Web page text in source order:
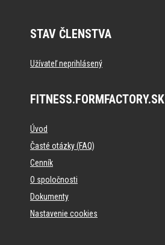
STAV ČLENSTVA
Užívateľ neprihlásený
FITNESS.FORMFACTORY.SK
Úvod
Časté otázky (FAQ)
Cenník
O spoločnosti
Dokumenty
Nastavenie cookies